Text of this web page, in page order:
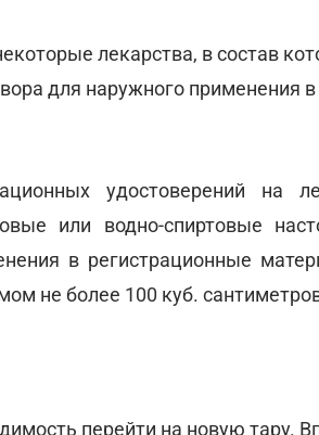
лекарства, в состав
для наружного применения
удостоверений на
или водно-спиртовые
в регистрационные
не более 100 куб.
перейти на новую тару.